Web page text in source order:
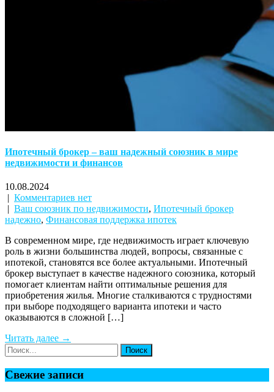
Ипотечный брокер – ваш надежный союзник в мире
недвижимости и финансов
10.08.2024
| Комментариев нет
| Ваш союзник по недвижимости, Ипотечный брокер
надежно, Финансовая поддержка ипотек
В современном мире, где недвижимость играет ключевую
роль в жизни большинства людей, вопросы, связанные с
ипотекой, становятся все более актуальными. Ипотечный
брокер выступает в качестве надежного союзника, который
помогает клиентам найти оптимальные решения для
приобретения жилья. Многие сталкиваются с трудностями
при выборе подходящего варианта ипотеки и часто
оказываются в сложной […]
Читать далее →
Свежие записи